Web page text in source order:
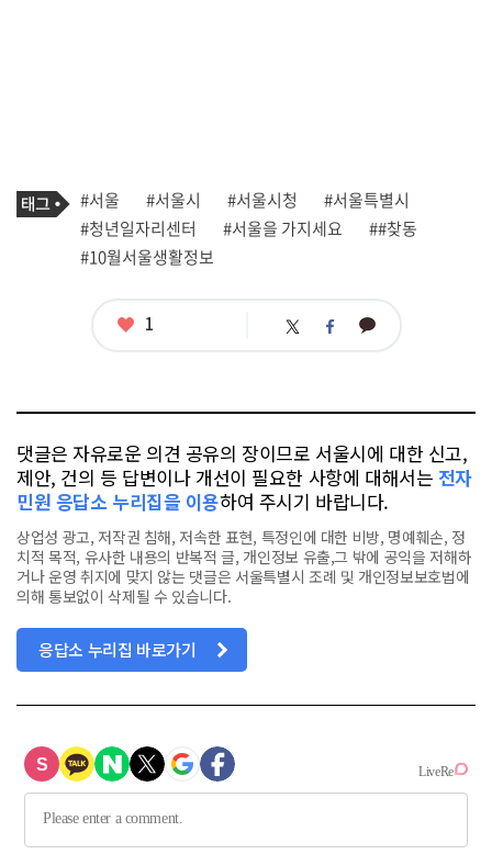
기
사
관
련
태
태
그
#서울 #서울시 #서울시청
#서울특별시
#청년일자리센터
#서울을 가지세요
##찾동
#10월서울생활정보
좋1 트 페 카
댓글은 자유로운 의견 공유의 장이므로 서울시에 대한 신고,
제안, 건의 등 답변이나 개선이 필요한 사항에 대해서는 전자
민원 응답소 누리집을 이용하여 주시기 바랍니다.
상업성 광고, 저작권 침해, 저속한 표현, 특정인에 대한 비방, 명예훼손, 정
치적 목적, 유사한 내용의 반복적 글, 개인정보 유출,그 밖에 공익을 저해하
거나 운영 취지에 맞지 않는 댓글은 서울특별시 조례 및 개인정보보호법에
의해 통보없이 삭제될 수 있습니다.
응답소 누리집 바로가기